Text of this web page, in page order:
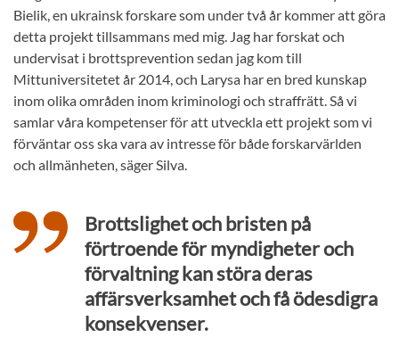
Bielik, en ukrainsk forskare som under två år kommer att göra
detta projekt tillsammans med mig. Jag har forskat och
undervisat i brottsprevention sedan jag kom till
Mittuniversitetet år 2014, och Larysa har en bred kunskap
inom olika områden inom kriminologi och straffrätt. Så vi
samlar våra kompetenser för att utveckla ett projekt som vi
förväntar oss ska vara av intresse för både forskarvärlden
och allmänheten, säger Silva.
Brottslighet och bristen på
förtroende för myndigheter och
förvaltning kan störa deras
affärsverksamhet och få ödesdigra
konsekvenser.